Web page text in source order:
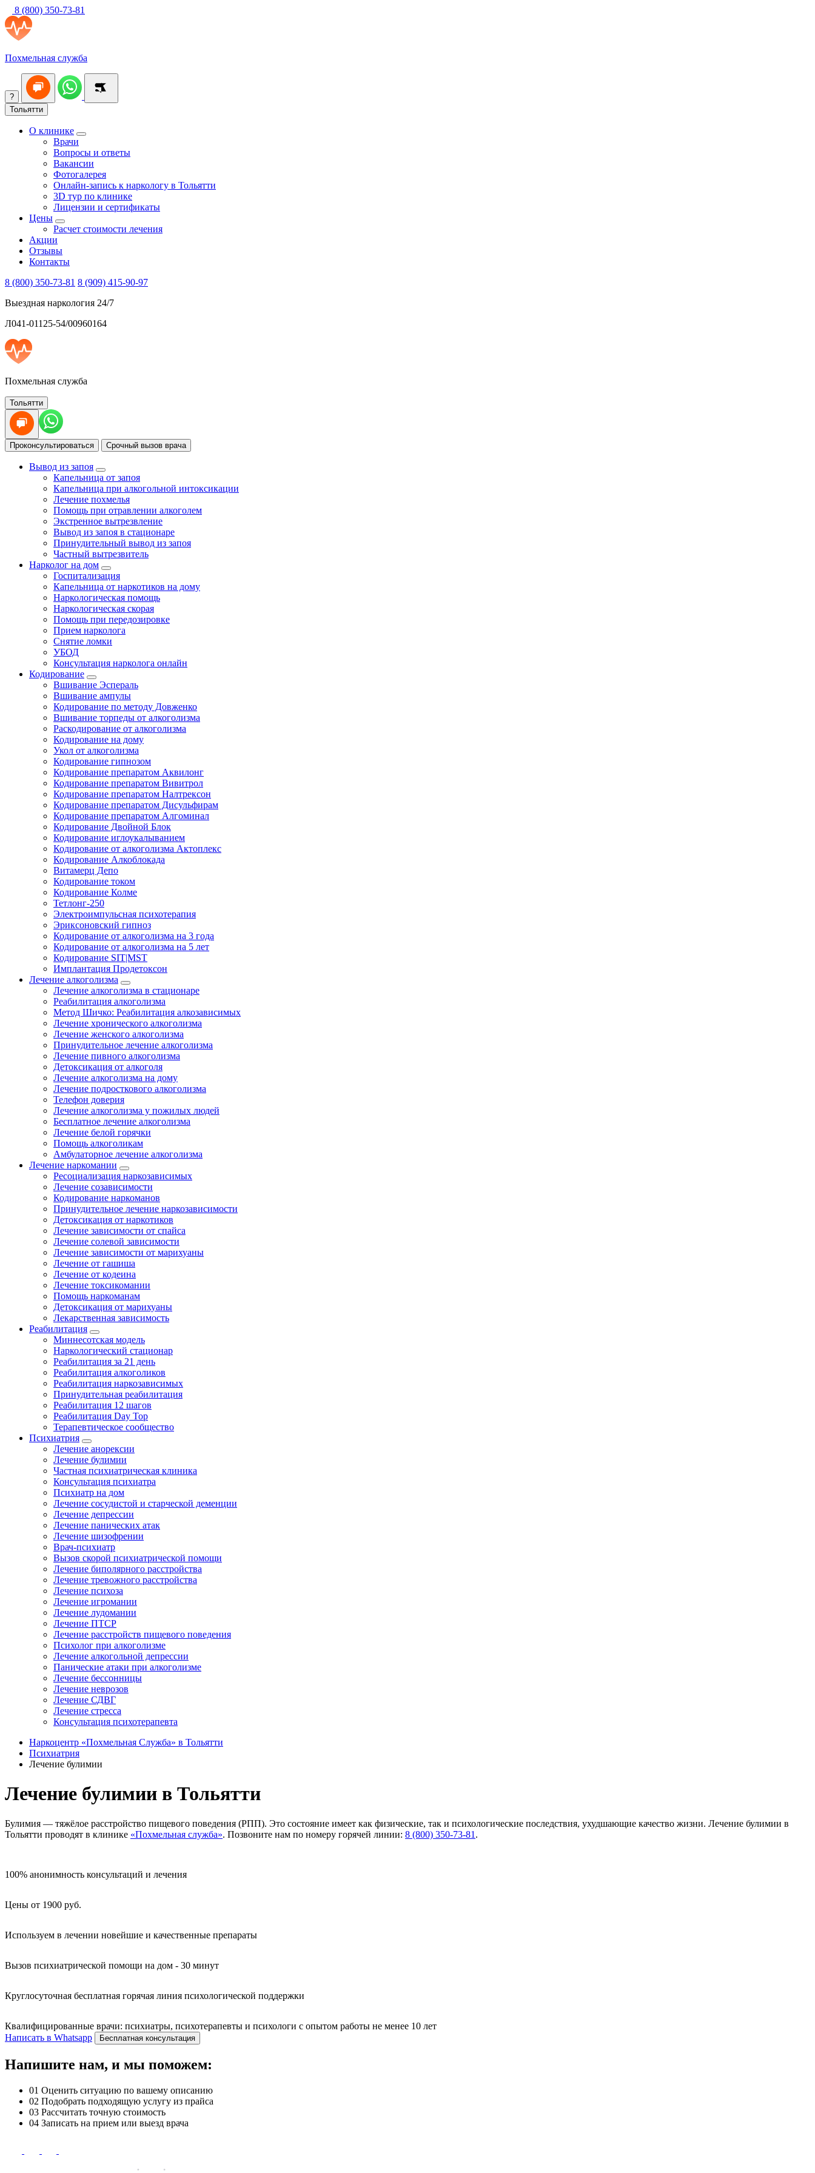
8 (800) 350-73-81
Похмельная служба
?
Тольятти
О клинике
Врачи
Вопросы и ответы
Вакансии
Фотогалерея
Онлайн-запись к наркологу в Тольятти
3D тур по клинике
Лицензии и сертификаты
Цены
Расчет стоимости лечения
Акции
Отзывы
Контакты
8 (800) 350-73-81 8 (909) 415-90-97
Выездная наркология 24/7
Л041-01125-54/00960164
Похмельная служба
Тольятти
Проконсультироваться Срочный вызов врача
Вывод из запоя
Капельница от запоя
Капельница при алкогольной интоксикации
Лечение похмелья
Помощь при отравлении алкоголем
Экстренное вытрезвление
Вывод из запоя в стационаре
Принудительный вывод из запоя
Частный вытрезвитель
Нарколог на дом
Госпитализация
Капельница от наркотиков на дому
Наркологическая помощь
Наркологическая скорая
Помощь при передозировке
Прием нарколога
Снятие ломки
УБОД
Консультация нарколога онлайн
Кодирование
Вшивание Эспераль
Вшивание ампулы
Кодирование по методу Довженко
Вшивание торпеды от алкоголизма
Раскодирование от алкоголизма
Кодирование на дому
Укол от алкоголизма
Кодирование гипнозом
Кодирование препаратом Аквилонг
Кодирование препаратом Вивитрол
Кодирование препаратом Налтрексон
Кодирование препаратом Дисульфирам
Кодирование препаратом Алгоминал
Кодирование Двойной Блок
Кодирование иглоукалыванием
Кодирование от алкоголизма Актоплекс
Кодирование Алкоблокада
Витамерц Депо
Кодирование током
Кодирование Колме
Тетлонг-250
Электроимпульсная психотерапия
Эриксоновский гипноз
Кодирование от алкоголизма на 3 года
Кодирование от алкоголизма на 5 лет
Кодирование SIT|MST
Имплантация Продетоксон
Лечение алкоголизма
Лечение алкоголизма в стационаре
Реабилитация алкоголизма
Метод Шичко: Реабилитация алкозависимых
Лечение хронического алкоголизма
Лечение женского алкоголизма
Принудительное лечение алкоголизма
Лечение пивного алкоголизма
Детоксикация от алкоголя
Лечение алкоголизма на дому
Лечение подросткового алкоголизма
Телефон доверия
Лечение алкоголизма у пожилых людей
Бесплатное лечение алкоголизма
Лечение белой горячки
Помощь алкоголикам
Амбулаторное лечение алкоголизма
Лечение наркомании
Ресоциализация наркозависимых
Лечение созависимости
Кодирование наркоманов
Принудительное лечение наркозависимости
Детоксикация от наркотиков
Лечение зависимости от спайса
Лечение солевой зависимости
Лечение зависимости от марихуаны
Лечение от гашиша
Лечение от кодеина
Лечение токсикомании
Помощь наркоманам
Детоксикация от марихуаны
Лекарственная зависимость
Реабилитация
Миннесотская модель
Наркологический стационар
Реабилитация за 21 день
Реабилитация алкоголиков
Реабилитация наркозависимых
Принудительная реабилитация
Реабилитация 12 шагов
Реабилитация Day Top
Терапевтическое сообщество
Психиатрия
Лечение анорексии
Лечение булимии
Частная психиатрическая клиника
Консультация психиатра
Психиатр на дом
Лечение сосудистой и старческой деменции
Лечение депрессии
Лечение панических атак
Лечение шизофрении
Врач-психиатр
Вызов скорой психиатрической помощи
Лечение биполярного расстройства
Лечение тревожного расстройства
Лечение психоза
Лечение игромании
Лечение лудомании
Лечение ПТСР
Лечение расстройств пищевого поведения
Психолог при алкоголизме
Лечение алкогольной депрессии
Панические атаки при алкоголизме
Лечение бессонницы
Лечение неврозов
Лечение СДВГ
Лечение стресса
Консультация психотерапевта
Наркоцентр «Похмельная Служба» в Тольятти
Психиатрия
Лечение булимии
Лечение булимии в Тольятти
Булимия ― тяжёлое расстройство пищевого поведения (РПП). Это состояние имеет как физические, так и психологические последствия, ухудшающие качество жизни. Лечение булимии в
Тольятти проводят в клинике «Похмельная служба». Позвоните нам по номеру горячей линии: 8 (800) 350-73-81 .
100% анонимность консультаций и лечения
Цены от 1900 руб.
Используем в лечении новейшие и качественные препараты
Вызов психиатрической помощи на дом - 30 минут
Круглосуточная бесплатная горячая линия психологической поддержки
Квалифицированные врачи: психиатры, психотерапевты и психологи с опытом работы не менее 10 лет
Написать в Whatsapp
Бесплатная консультация
Напишите нам, и мы поможем:
01 Оценить ситуацию по вашему описанию
02 Подобрать подходящую услугу из прайса
03 Рассчитать точную стоимость
04 Записать на прием или выезд врача